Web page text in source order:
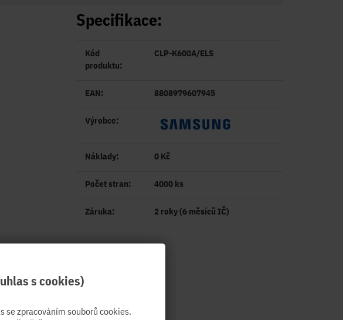
Specifikace:
Kód
produktu:
CLP-K600A/ELS
EAN: 8808979607945
Výrobce:
Náklady: 0 Kč
Počet stran: 4000 ks
Záruka: 2 roky (6 měsíců IČ)
s cookies)
se zpracováním souborů cookies.